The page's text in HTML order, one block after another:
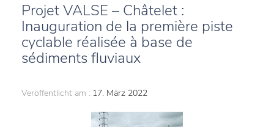
Projet VALSE – Châtelet :
Inauguration de la première piste
cyclable réalisée à base de
sédiments fluviaux
Veröffentlicht am : 17. März 2022